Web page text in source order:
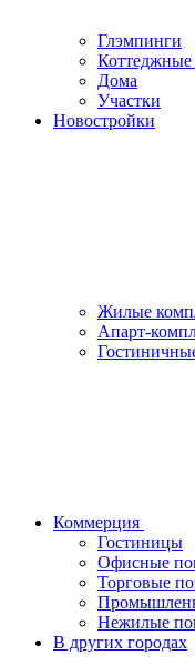
Глэмпинги
Коттеджные
Дома
Участки
Новостройки
Жилые
Апарт-
Коммерция
Гостиницы
Офисные
Торговые
Нежилые
В других городах